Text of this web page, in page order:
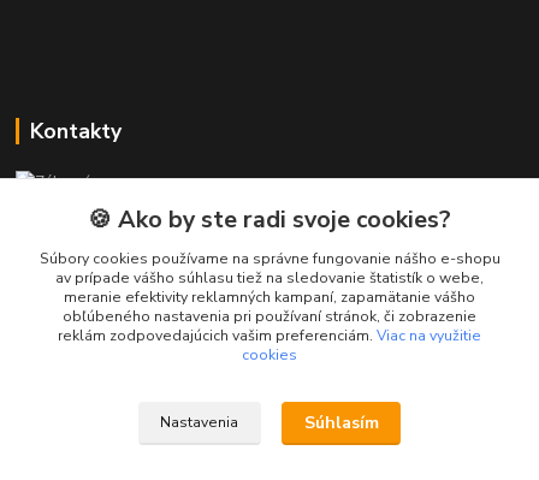
Kontakty
+421 911 010 560
Po-Pia, 13-17 hod.
info@presmartfon.sk
🍪 Ako by ste radi svoje cookies?
Súbory cookies používame na správne fungovanie nášho e-shopu
av prípade vášho súhlasu tiež na sledovanie štatistík o webe,
meranie efektivity reklamných kampaní, zapamätanie vášho
obľúbeného nastavenia pri používaní stránok, či zobrazenie
reklám zodpovedajúcich vašim preferenciám. Viac na využitie
cookies
Nastavenia Súhlasím